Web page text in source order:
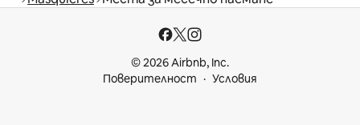
© 2026 Airbnb, Inc.
Поверителност
Условия